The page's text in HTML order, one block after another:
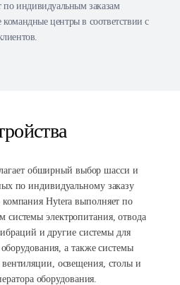
по индивидуальным заказам
центры в соответствии с
обширный выбор шасси и
по индивидуальному заказу
Hytera выполняет по
системы электропитания, отвода
и другие системы для
а также системы
вентиляции, освещения, столы и
оборудования.